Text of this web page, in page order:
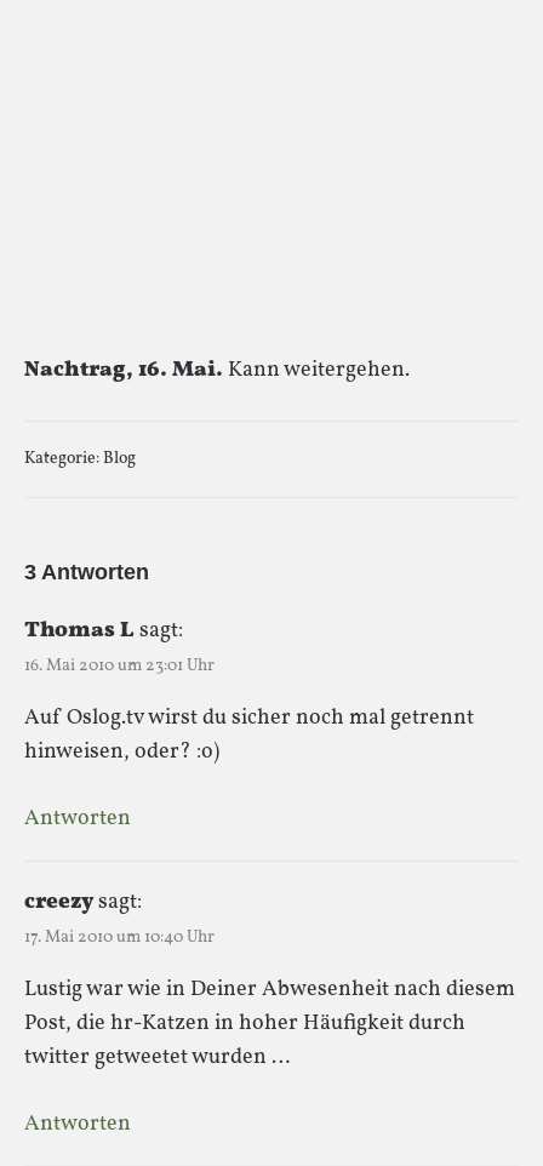
Nachtrag, 16. Mai. Kann weitergehen.
Kategorie:Blog
3 Antworten
Thomas Lsagt:
16. Mai 2010 um 23:01 Uhr
Auf Oslog.tv wirst du sicher noch mal getrennt
hinweisen, oder? :o)
Antworten
creezysagt:
17. Mai 2010 um 10:40 Uhr
Lustig war wie in Deiner Abwesenheit nach diesem
Post, die hr-Katzen in hoher Häufigkeit durch
twitter getweetet wurden …
Antworten